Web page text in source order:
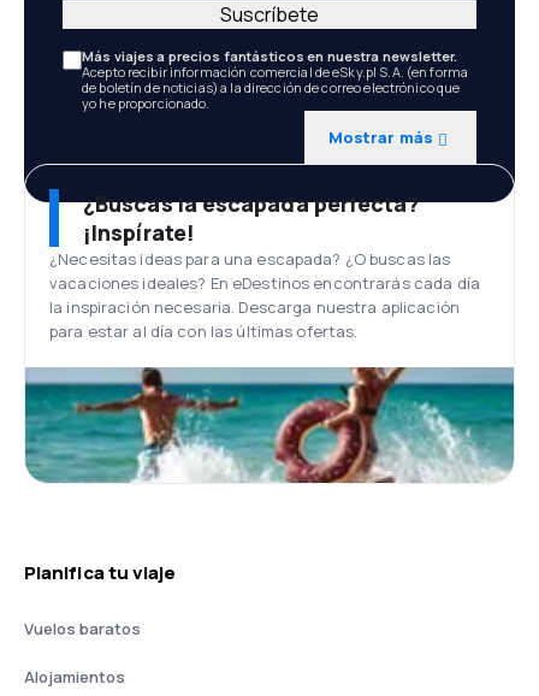
Más viajes a precios fantásticos en nuestra newsletter.
Acepto recibir información comercial de eSky.pl S.A. (en forma
de boletín de noticias) a la dirección de correo electrónico que
yo he proporcionado.
Mostrar más
Suscríbete
¿Buscas la escapada perfecta?
¡Inspírate!
¿Necesitas ideas para una escapada? ¿O buscas las
vacaciones ideales? En eDestinos encontrarás cada día
la inspiración necesaria. Descarga nuestra aplicación
para estar al día con las últimas ofertas.
Planifica tu viaje
Vuelos baratos
Alojamientos